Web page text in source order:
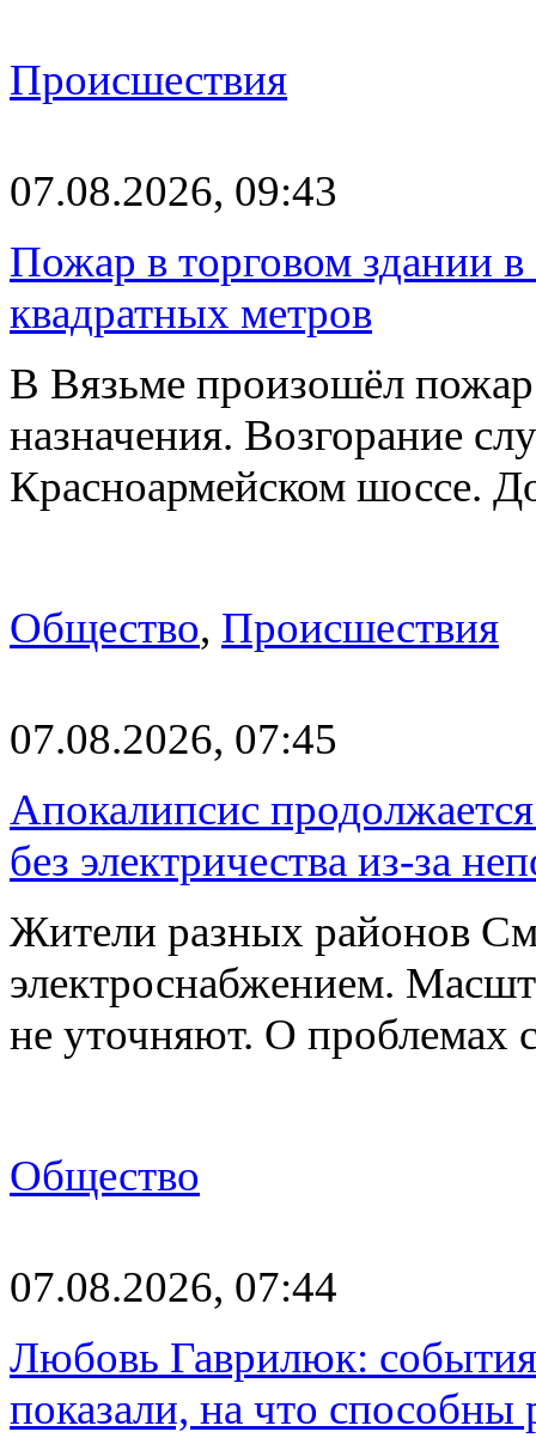
Происшествия
07.08.2026, 09:43
Пожар в торговом здании
квадратных метров
В Вязьме произошёл пожар
назначения. Возгорание
Красноармейском шоссе.
Общество, Происшествия
07.08.2026, 07:45
Апокалипсис
без электричества из-за
Жители разных районов
электроснабжением.
не уточняют. О проблемах
Общество
07.08.2026, 07:44
Любовь Гаврилюк:
показали, на что